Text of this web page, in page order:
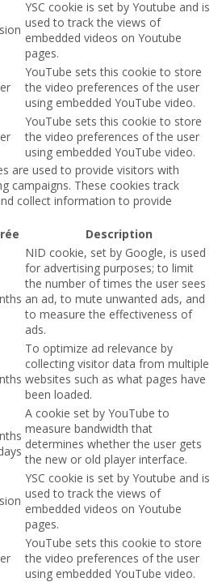
YSC cookie is set by Youtube and is
used to track the views of
embedded videos on Youtube
pages.
YouTube sets this cookie to store
the video preferences of the user
using embedded YouTube video.
YouTube sets this cookie to store
the video preferences of the user
using embedded YouTube video.
are used to provide visitors with
campaigns. These cookies track
collect information to provide
Description
NID cookie, set by Google, is used
for advertising purposes; to limit
the number of times the user sees
an ad, to mute unwanted ads, and
to measure the effectiveness of
ads.
To optimize ad relevance by
collecting visitor data from multiple
websites such as what pages have
been loaded.
A cookie set by YouTube to
measure bandwidth that
determines whether the user gets
the new or old player interface.
YSC cookie is set by Youtube and is
used to track the views of
embedded videos on Youtube
pages.
YouTube sets this cookie to store
the video preferences of the user
using embedded YouTube video.